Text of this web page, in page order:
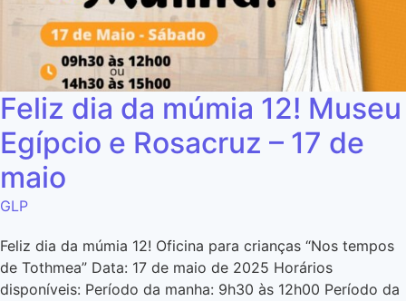
Feliz dia da múmia 12! Museu
Egípcio e Rosacruz – 17 de
maio
GLP
Feliz dia da múmia 12! Oficina para crianças “Nos tempos
de Tothmea” Data: 17 de maio de 2025 Horários
disponíveis: Período da manha: 9h30 às 12h00 Período da